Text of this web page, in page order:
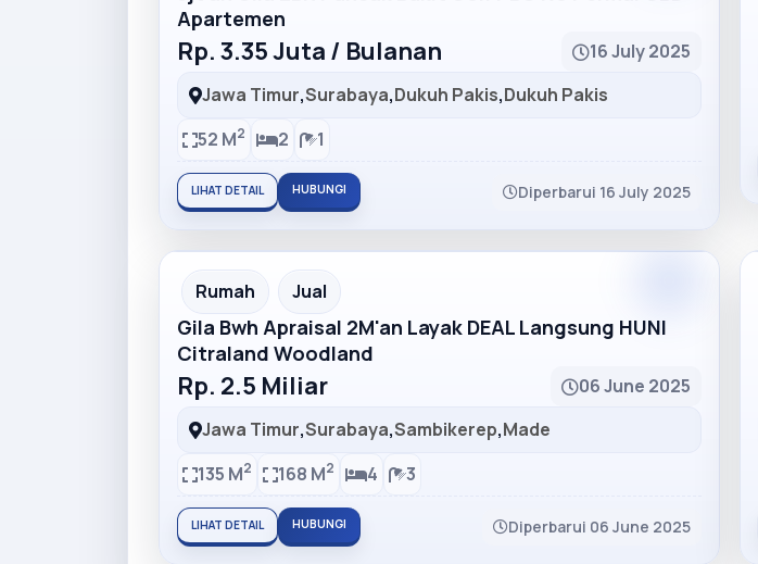
Apartemen
Rp. 3.35 Juta / Bulanan
16 July 2025
Jawa Timur,Surabaya,Dukuh Pakis,Dukuh Pakis
52 M2 2 1
LIHAT DETAIL HUBUNGI Diperbarui 16 July 2025
Partner Ad
Rumah Jual
Gila Bwh Apraisal 2M'an Layak DEAL Langsung HUNI
Citraland Woodland
Rp. 2.5 Miliar
06 June 2025
Jawa Timur,Surabaya,Sambikerep,Made
135 M2 168 M2 4 3
LIHAT DETAIL HUBUNGI Diperbarui 06 June 2025